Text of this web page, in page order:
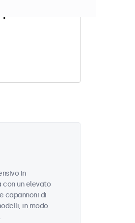
in
con un elevato
capannoni di
in modo